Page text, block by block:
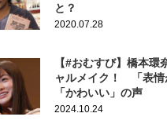
と？
2020.07.28
【#おむすび】橋本環
ャルメイク！ 「表情
「かわいい」の声
2024.10.24